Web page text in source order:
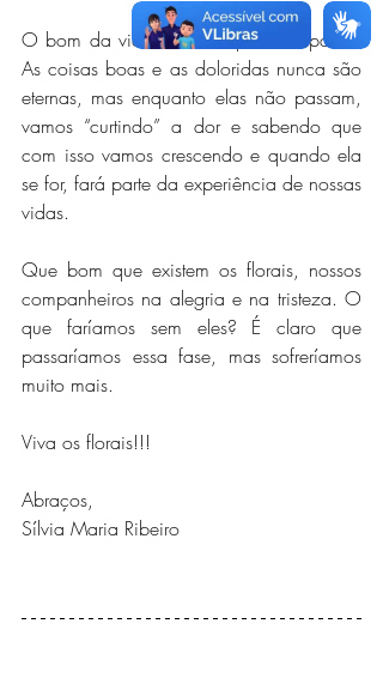
O bom da vida é saber que tudo passa.
As coisas boas e as doloridas nunca são
eternas, mas enquanto elas não passam,
vamos “curtindo” a dor e sabendo que
com isso vamos crescendo e quando ela
se for, fará parte da experiência de nossas
vidas.
Que bom que existem os florais, nossos
companheiros na alegria e na tristeza. O
que faríamos sem eles? É claro que
passaríamos essa fase, mas sofreríamos
muito mais.
Viva os florais!!!
Abraços,
Sílvia Maria Ribeiro